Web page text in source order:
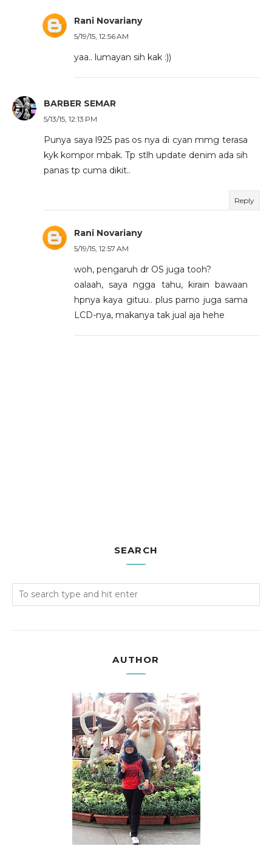
Rani Novariany
5/19/15, 12:56 AM
yaa.. lumayan sih kak :))
BARBER SEMAR
5/13/15, 12:13 PM
Punya saya l925 pas os nya di cyan mmg terasa
kyk kompor mbak. Tp stlh update denim ada sih
panas tp cuma dikit..
Reply
Rani Novariany
5/19/15, 12:57 AM
woh, pengaruh dr OS juga tooh?
oalaah, saya ngga tahu, kirain bawaan
hpnya kaya gituu.. plus parno juga sama
LCD-nya, makanya tak jual aja hehe
SEARCH
AUTHOR